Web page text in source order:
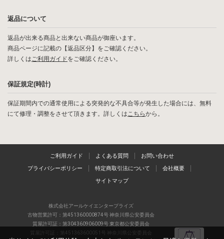
返品について
返品が出来る商品と出来ない商品が御座います。
商品ページに記載の【返品区分】をご確認ください。
詳しくはご利用ガイドをご確認ください。
保証規定(時計)
保証期間内での通常使用による突発的な不具合等が発生した場合には、無料
にて修理・調整をさせて頂きます。詳しくはこちらから。
ご利用ガイド よくある質問 お問い合わせ
プライバシーポリシー 特定商取引法について 会社概要
サイトマップ
株式会社アールケイエンタープライズ
古物営業許可：第451360000874号 神奈川県公安委員会
質屋許可証：第304360906009号 東京都公安委員会
質屋許可証：第451363600051号 神奈川県公安委員会